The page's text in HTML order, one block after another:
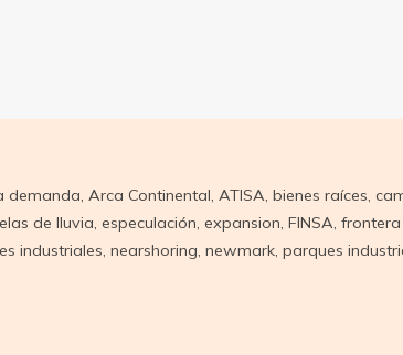
demanda, Arca Continental, ATISA, bienes raíces,
de lluvia, especulación, expansion, FINSA,
industriales, nearshoring, newmark, parques